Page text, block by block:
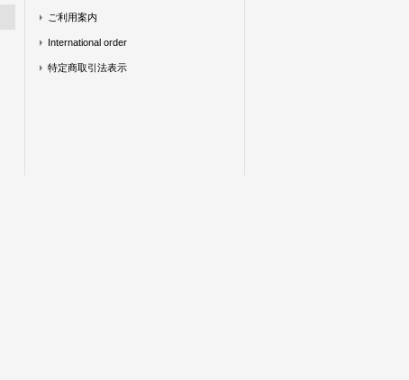
ご利用案内
International order
特定商取引法表示